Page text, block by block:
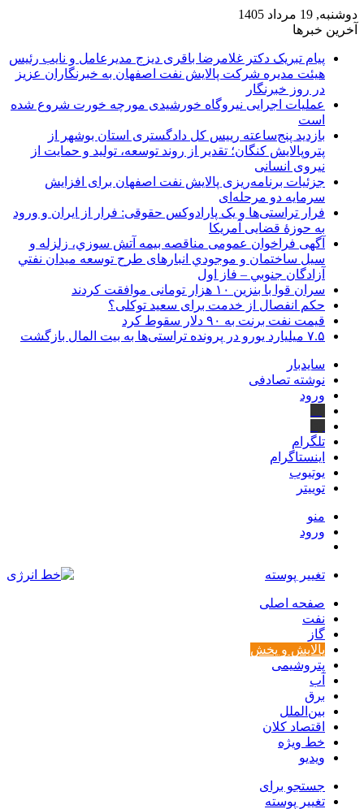
دوشنبه, 19 مرداد 1405
آخرین خبرها
پیام تبریک دکتر غلامرضا باقری دیزج مدیرعامل و نایب رئیس
هیئت مدیره شرکت پالایش نفت اصفهان به خبرنگاران عزیز
در روز خبرنگار
عملیات اجرایی نیروگاه خورشیدی مورچه خورت شروع شده
است
بازدید پنج‌ساعته رییس کل دادگستری استان بوشهر از
پتروپالایش کنگان؛ تقدیر از روند توسعه، تولید و حمایت از
نیروی انسانی
جزئیات برنامه‌ریزی پالایش نفت اصفهان برای افزایش
سرمایه دو مرحله‌ای
فرار تراستی‌ها و یک پارادوکس حقوقی: فرار از ایران و ورود
به حوزۀ قضایی آمریکا
آگهی فراخوان عمومی مناقصه بيمه آتش سوزي، زلزله و
سیل ساختمان و موجودي انبارهای طرح توسعه ميدان نفتي
آزادگان جنوبي – فاز اول
سران قوا با بنزین ۱۰ هزار تومانی موافقت کردند
حکم انفصال از خدمت برای سعید توکلی؟
قیمت نفت برنت به ۹۰ دلار سقوط کرد
۷.۵ میلیارد یورو در پرونده تراستی‌ها به بیت المال بازگشت
سایدبار
نوشته تصادفی
ورود
تلگرام
اینستاگرام
یوتیوب
توییتر
منو
ورود
تغییر پوسته
صفحه اصلی
نفت
گاز
پالایش و پخش
پتروشیمی
آب
برق
بین‌الملل
اقتصاد کلان
خط ویژه
ویدیو
جستجو برای
تغییر پوسته